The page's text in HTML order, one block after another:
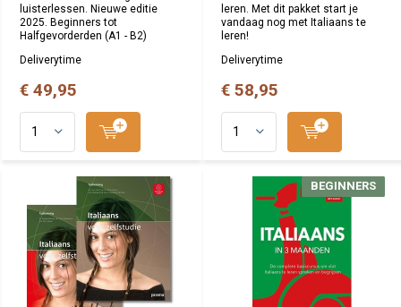
luisterlessen. Nieuwe editie
2025. Beginners tot
Halfgevorderden (A1 - B2)
Deliverytime
€ 49,95
leren. Met dit pakket start je
vandaag nog met Italiaans te
leren!
Deliverytime
€ 58,95
BEGINNERS
BEGINNERS